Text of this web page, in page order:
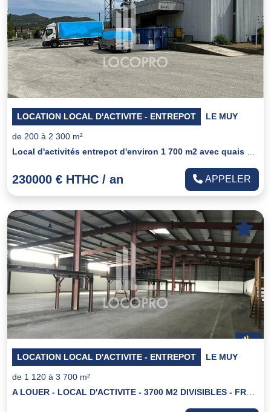
LOCATION LOCAL D'ACTIVITE - ENTREPOT LE MUY
de 200 à 2 300 m²
230000 € HTHC / an APPELER
LOCATION LOCAL D'ACTIVITE - ENTREPOT LE MUY
de 1 120 à 3 700 m²